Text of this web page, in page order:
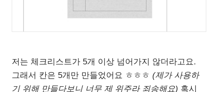
저는 체크리스트가 5개 이상 넘어가지 않더라고요.
그래서 칸은 5개만 만들었어요 ㅎㅎㅎ (제가 사용하
기 위해 만들다보니 너무 제 위주라 죄송해요) 혹시